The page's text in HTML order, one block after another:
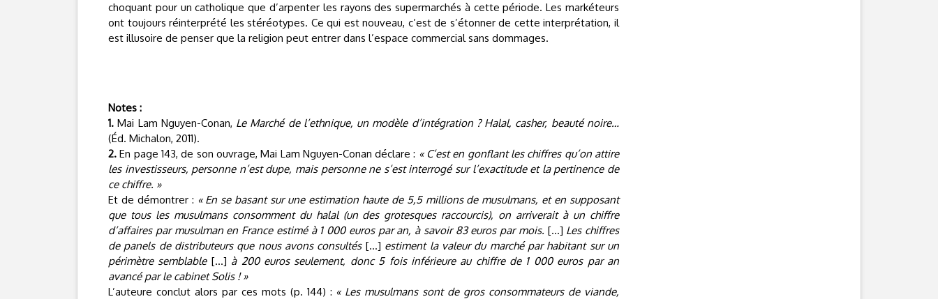
choquant pour un catholique que d’arpenter les rayons des supermarchés à cette période. Les markéteurs
ont toujours réinterprété les stéréotypes. Ce qui est nouveau, c’est de s’étonner de cette interprétation, il
est illusoire de penser que la religion peut entrer dans l’espace commercial sans dommages.
Notes :
1.Mai Lam Nguyen-Conan, Le Marché de l’ethnique, un modèle d’intégration ? Halal, casher, beauté noire…
(Éd. Michalon, 2011).
2. En page 143, de son ouvrage, Mai Lam Nguyen-Conan déclare : « C’est en gonflant les chiffres qu’on attire
les investisseurs, personne n’est dupe, mais personne ne s’est interrogé sur l’exactitude et la pertinence de
ce chiffre. »
Et de démontrer : « En se basant sur une estimation haute de 5,5 millions de musulmans, et en supposant
que tous les musulmans consomment du halal (un des grotesques raccourcis), on arriverait à un chiffre
d’affaires par musulman en France estimé à 1 000 euros par an, à savoir 83 euros par mois. […] Les chiffres
de panels de distributeurs que nous avons consultés[…] estiment la valeur du marché par habitant sur un
périmètre semblable[…] à 200 euros seulement, donc 5 fois inférieure au chiffre de 1 000 euros par an
avancé par le cabinet Solis ! »
L’auteure conclut alors par ces mots (p. 144) : « Les musulmans sont de gros consommateurs de viande,